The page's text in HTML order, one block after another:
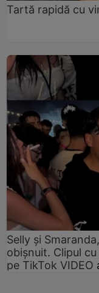
Tartă rapidă cu
Selly și
obișnuit. Clipul
pe TikTok VIDEO